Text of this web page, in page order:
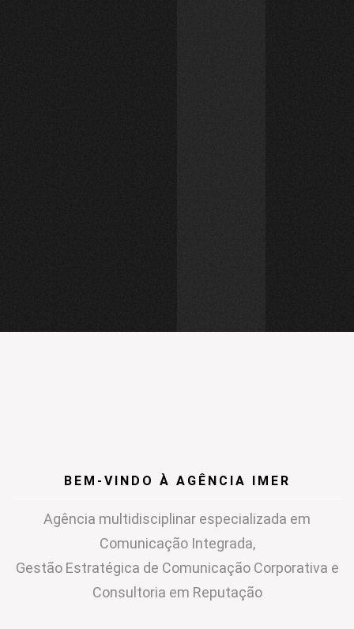
BEM-VINDO À AGÊNCIA IMER
Agência multidisciplinar especializada em
Comunicação Integrada,
Gestão Estratégica de Comunicação Corporativa e
Consultoria em Reputação